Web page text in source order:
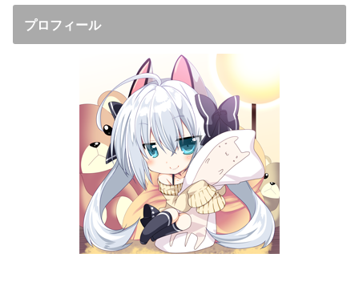
プロフィール